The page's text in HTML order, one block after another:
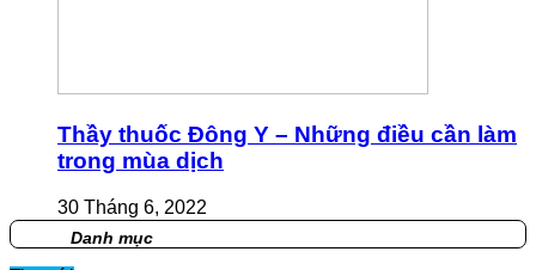
Thầy thuốc Đông Y – Những điều cần làm
trong mùa dịch
30 Tháng 6, 2022
Danh mục